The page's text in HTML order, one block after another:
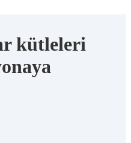
kütleleri